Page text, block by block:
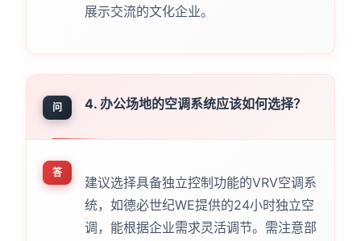
展示交流的文化企业。
问 4. 办公场地的空调系统应该如何选择？
答
建议选择具备独立控制功能的VRV空调系
统，如德必世纪WE提供的24小时独立空
调，能根据企业需求灵活调节。需注意部